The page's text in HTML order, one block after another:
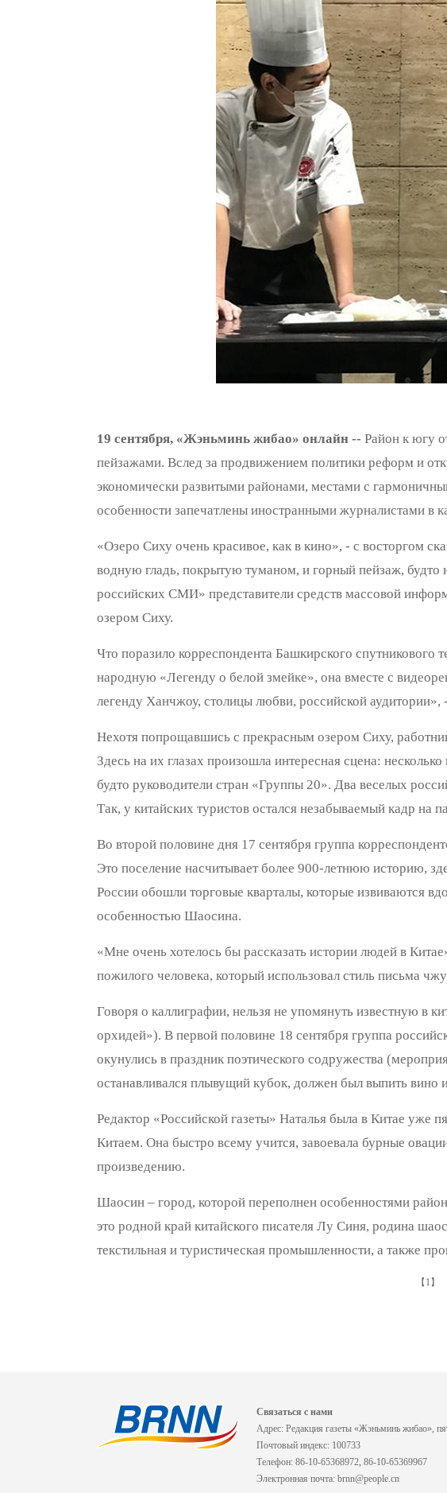
19 сентября, «Жэньминь жибао» онлайн -- Район к югу
пейзажами. Вслед за продвижением политики реформ и
экономически развитыми районами, местами с
особенности запечатлены иностранными журналистами в
«Озеро Сиху очень красивое, как в кино», - с восторгом
водную гладь, покрытую туманом, и горный пейзаж,
российских СМИ» представители средств массовой
озером Сиху.
Что поразило корреспондента Башкирского спутникового
народную «Легенду о белой змейке», она вместе с
легенду Ханчжоу, столицы любви, российской аудитории»,
Нехотя попрощавшись с прекрасным озером Сиху,
Здесь на их глазах произошла интересная сцена:
будто руководители стран «Группы 20». Два веселых
Так, у китайских туристов остался незабываемый кадр на
Во второй половине дня 17 сентября группа
Это поселение насчитывает более 900-летнюю историю,
России обошли торговые кварталы, которые извиваются
особенностью Шаосина.
«Мне очень хотелось бы рассказать истории людей в
пожилого человека, который использовал стиль письма
Говоря о каллиграфии, нельзя не упомянуть известную в
орхидей»). В первой половине 18 сентября группа
окунулись в праздник поэтического содружества
останавливался плывущий кубок, должен был выпить вино
Редактор «Российской газеты» Наталья была в Китае уже
Китаем. Она быстро всему учится, завоевала бурные
произведению.
Шаосин – город, которой переполнен особенностями
это родной край китайского писателя Лу Синя, родина
текстильная и туристическая промышленности, а также
【1】
Связаться с нами
Адрес: Редакция газеты «Жэньминь жибао»,
Почтовый индекс: 100733
Телефон: 86-10-65368972, 86-10-65369967
Электронная почта: brnn@people.cn